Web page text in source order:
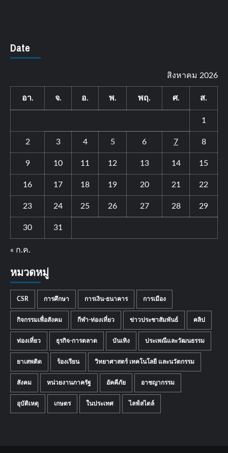
Date
สิงหาคม 2026
อา. จ. อ. พ. พฤ. ศ. ส.
1
2 3 4 5 6 7 8
9 10 11 12 13 14 15
16 17 18 19 20 21 22
23 24 25 26 27 28 29
30 31
« ก.ค.
หมวดหมู่
CSR การศึกษา การเงิน-ธนาคาร การเมือง
กิจกรรมเพื่อสังคม กีฬา-ท่องเที่ยว ข่าวประชาสัมพันธ์ คลิป
ท่องเที่ยว ธุรกิจ-การตลาด บันเทิง ประเพณีและวัฒนธรรม
ยาเสพติด ร้องเรียน วิทยาศาสตร์ เทคโนโลยี และนวัตกรรม
สังคม หน่วยงานภาครัฐ อัคคีภัย อาชญากรรม
อุบัติเหตุ เกษตร ในประเทศ ไลฟ์สไตล์